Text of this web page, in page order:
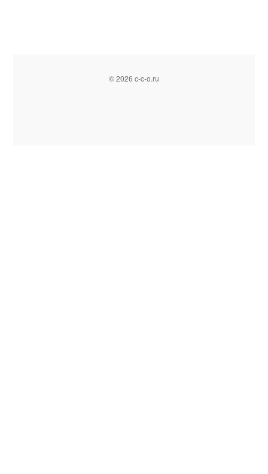
© 2026 c-c-o.ru